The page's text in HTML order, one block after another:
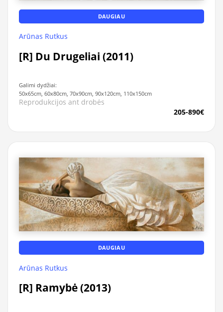
DAUGIAU
Arūnas Rutkus
[R] Du Drugeliai (2011)
Galimi dydžiai:
50x65cm, 60x80cm, 70x90cm, 90x120cm, 110x150cm
Reprodukcijos ant drobės
205-890€
DAUGIAU
Arūnas Rutkus
[R] Ramybė (2013)